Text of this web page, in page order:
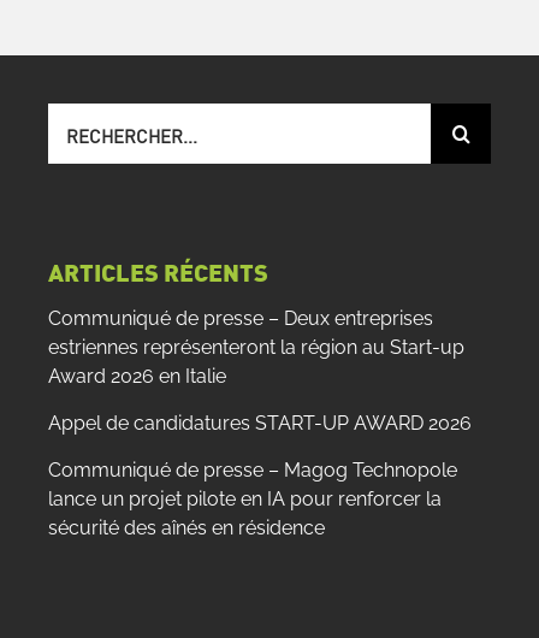
sur
ARTICLES RÉCENTS
Communiqué de presse – Deux entreprises
estriennes représenteront la région au Start-up
Award 2026 en Italie
Appel de candidatures START-UP AWARD 2026
Communiqué de presse – Magog Technopole
lance un projet pilote en IA pour renforcer la
sécurité des aînés en résidence